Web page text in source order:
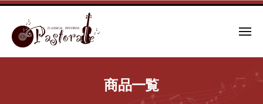
コ
メ
ー
商品一覧